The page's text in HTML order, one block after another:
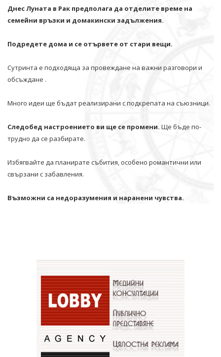
Днес Луната в Рак предполага да отделите време на
семейни връзки и домакински задължения.
Подредете дома и се отървете от стари вещи.
Сутринта е подходяща за провеждане на важни разговори и
обсъждане .
Много идеи ще бъдат реализирани с подкрепата на съюзници.
Следобед настроението ви ще се промени. Ще бъде по-
трудно да се разбирате.
Избягвайте да планирате събития, особено романтични или
свързани с забавления.
Възможни са недоразумения и наранени чувства.